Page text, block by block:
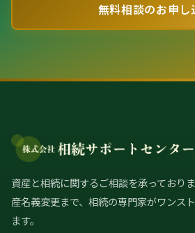
無料相談のお申し
資産と相続に関するご相談を承っており
産名義変更まで、相続の専門家がワンス
ます。